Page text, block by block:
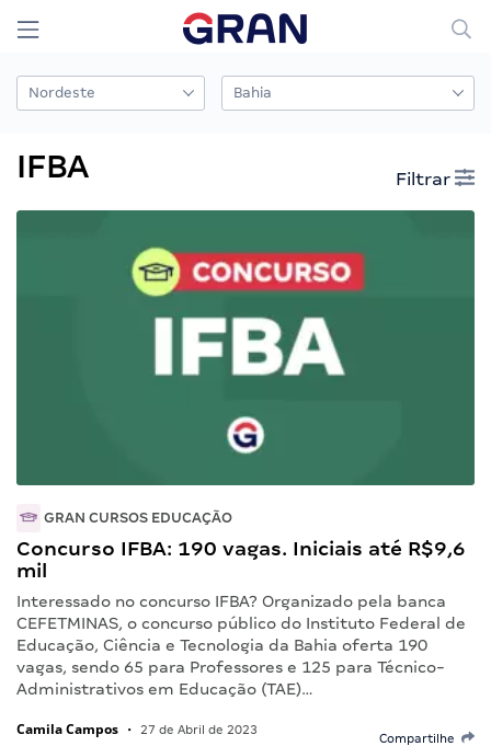
IFBA Filtrar
GRAN CURSOS EDUCAÇÃO
Concurso IFBA: 190 vagas. Iniciais até R$9,6
mil
Interessado no concurso IFBA? Organizado pela banca
CEFETMINAS, o concurso público do Instituto Federal de
Educação, Ciência e Tecnologia da Bahia oferta 190
vagas, sendo 65 para Professores e 125 para Técnico-
Administrativos em Educação (TAE)…
Camila Campos • 27 de Abril de 2023
Compartilhe